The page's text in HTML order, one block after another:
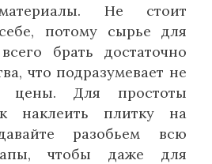
Не стоит
потому сырье для
брать достаточно
что подразумевает не
цены. Для простоты
наклеить плитку на
разобьем всю
чтобы даже для